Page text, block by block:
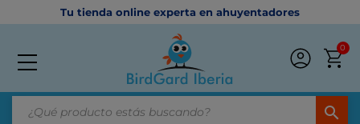
Tu tienda online experta en ahuyentadores
search
0